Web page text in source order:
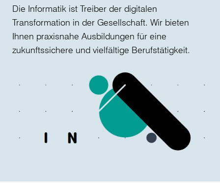
Die Informatik ist Treiber der digitalen
Transformation in der Gesellschaft. Wir bieten
Ihnen praxisnahe Ausbildungen für eine
zukunftssichere und vielfältige Berufstätigkeit.